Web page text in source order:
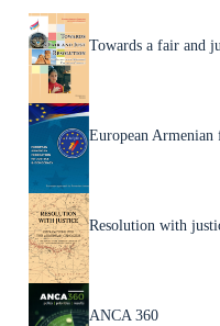
Towards a fair and
European
Resolution with
ANCA 360